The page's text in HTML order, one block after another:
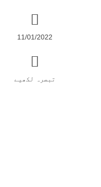
11/01/2022
تبصرہ لکھیے